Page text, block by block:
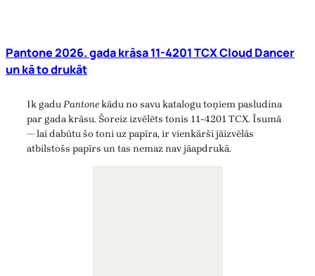
Pantone 2026. gada krāsa 11-4201 TCX Cloud Dancer
un kā to drukāt
Ik gaduPantonekādu no savu katalogu toņiem pasludina
par gada krāsu. Šoreiz izvēlēts tonis 11-4201 TCX. Īsumā
— lai dabūtu šo toni uz papīra, ir vienkārši jāizvēlās
atbilstošs papīrs un tas nemaz nav jāapdrukā.